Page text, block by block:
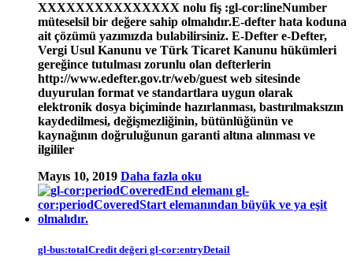
XXXXXXXXXXXXXXX nolu fiş :gl-cor:lineNumber
müteselsil bir değere sahip olmalıdır.E-defter hata koduna
ait çözümü yazımızda bulabilirsiniz. E-Defter e-Defter,
Vergi Usul Kanunu ve Türk Ticaret Kanunu hükümleri
gereğince tutulması zorunlu olan defterlerin
http://www.edefter.gov.tr/web/guest web sitesinde
duyurulan format ve standartlara uygun olarak
elektronik dosya biçiminde hazırlanması, bastırılmaksızın
kaydedilmesi, değişmezliğinin, bütünlüğünün ve
kaynağının doğruluğunun garanti altına alınması ve
ilgililer
Mayıs 10, 2019 Daha fazla oku
gl-bus:totalCredit değeri gl-cor:entryDetail